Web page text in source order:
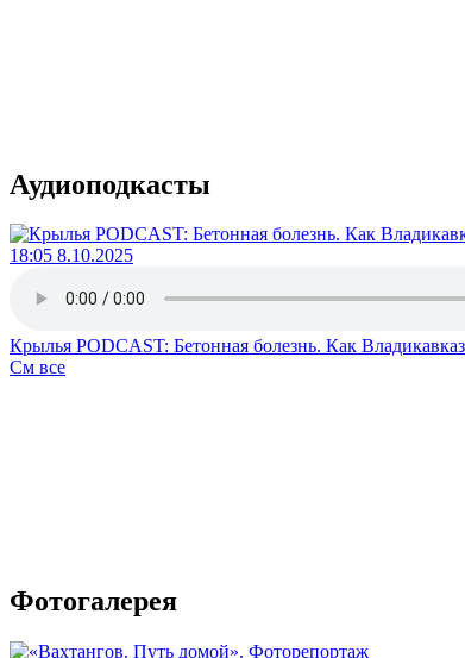
Аудиоподкасты
18:05 8.10.2025
Крылья PODCAST: Бетонная болезнь. Как
См все
Фотогалерея